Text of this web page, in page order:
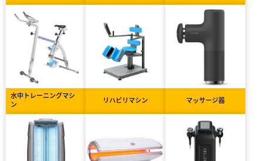
水中トレーニングマシ
ン
リハビリマシン マッサージ器